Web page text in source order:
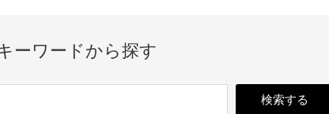
ーワードから探す